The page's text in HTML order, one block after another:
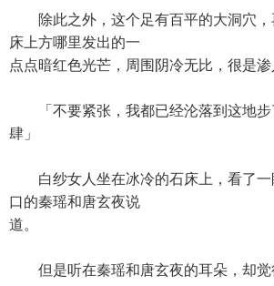
除此之外，这个足有百平的大洞穴，
床上方哪里发出的一
点点暗红色光芒，周围阴冷无比，很是渗
「不要紧张，我都已经沦落到这地步
肆」
白纱女人坐在冰冷的石床上，看了一
口的秦瑶和唐玄夜说
道。
但是听在秦瑶和唐玄夜的耳朵，却觉